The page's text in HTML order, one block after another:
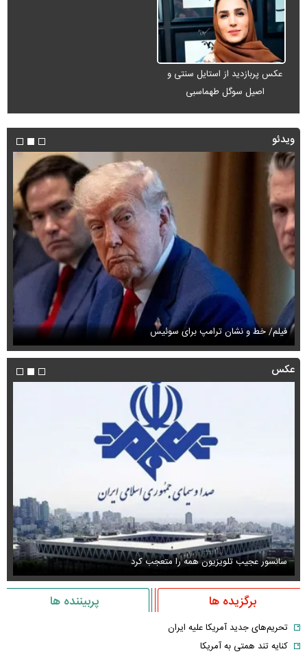
عکس پربازدید از استایل سنتی و
اصیل سوگل طهماسبی
ویدئو
فیلم/ خط و نشان ترامپ برای سوئیس
عکس
سانسور عجیب تلویزیون همه را متعجب کرد
برگزیده ها پربیننده ها
تحریم‌های جدید آمریکا علیه ایران
کنایه تند همتی به آمریکا